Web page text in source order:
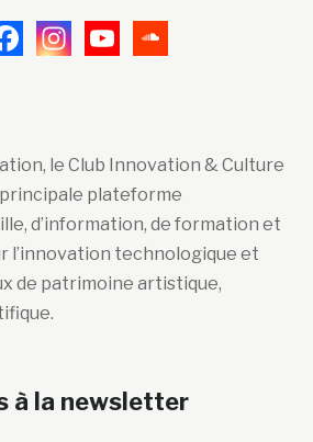
le Club Innovation & Culture
plateforme
d’information, de formation et
l’innovation technologique et
de patrimoine artistique,
à la newsletter